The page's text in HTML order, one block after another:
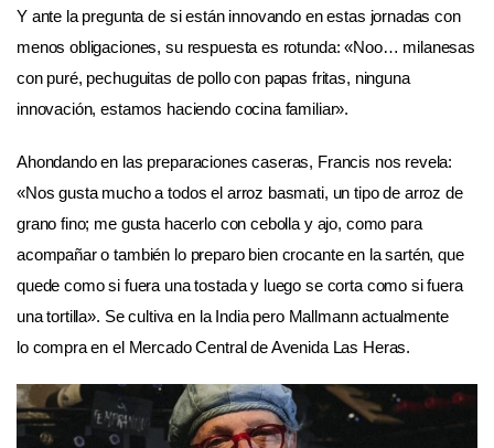
Y ante la pregunta de si están innovando en estas jornadas con
menos obligaciones, su respuesta es rotunda: «Noo… milanesas
con puré, pechuguitas de pollo con papas fritas, ninguna
innovación, estamos haciendo cocina familiar».
Ahondando en las preparaciones caseras, Francis nos revela:
«Nos gusta mucho a todos el arroz basmati, un tipo de arroz de
grano fino; me gusta hacerlo con cebolla y ajo, como para
acompañar o también lo preparo bien crocante en la sartén, que
quede como si fuera una tostada y luego se corta como si fuera
una tortilla». Se cultiva en la India pero Mallmann actualmente
lo compra en el Mercado Central de Avenida Las Heras.